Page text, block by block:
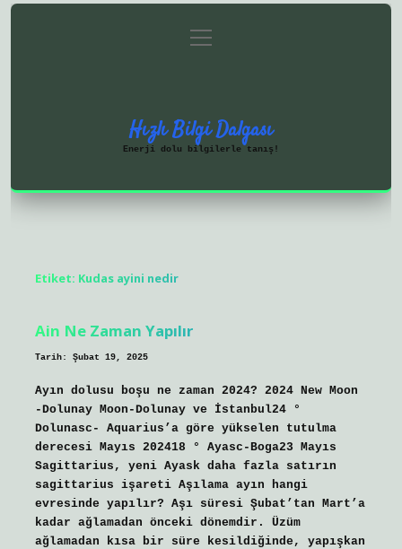
Gizlilik Politikası
menüyü
aç
Hızlı Bilgi Dalgası
Enerji dolu bilgilerle tanış!
Etiket: Kudas ayini nedir
Ain Ne Zaman Yapılır
Tarih: Şubat 19, 2025
Ayın dolusu boşu ne zaman 2024? 2024 New Moon
-Dolunay Moon-Dolunay ve İstanbul24 °
Dolunasc- Aquarius’a göre yükselen tutulma
derecesi Mayıs 202418 ° Ayasc-Boga23 Mayıs
Sagittarius, yeni Ayask daha fazla satırın
sagittarius işareti Aşılama ayın hangi
evresinde yapılır? Aşı süresi Şubat’tan Mart’a
kadar ağlamadan önceki dönemdir. Üzüm
ağlamadan kısa bir süre kesildiğinde, yapışkan